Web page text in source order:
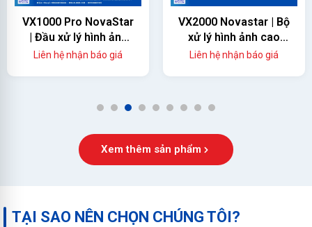
VX1000 Pro NovaStar
| Đầu xử lý hình ảnh
màn hình led
Liên hệ nhận báo giá
VX2000 Novastar | Bộ
xử lý hình ảnh cao
cấp
Liên hệ nhận báo giá
1 2 3 4 5 6 7 8 9
Xem thêm sản phẩm
TẠI SAO NÊN CHỌN CHÚNG TÔI?